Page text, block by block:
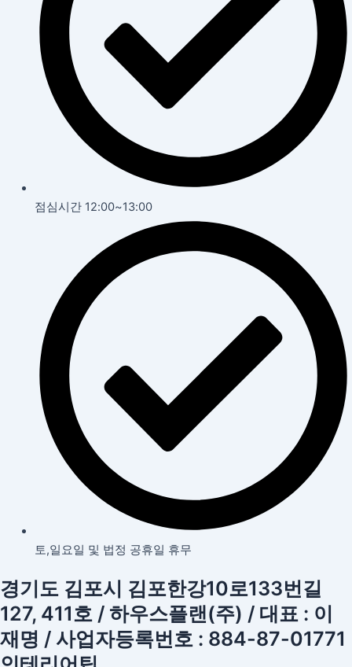
점심시간 12:00~13:00
토,일요일 및 법정 공휴일 휴무
경기도 김포시 김포한강10로133번길
127, 411호 / 하우스플랜(주) / 대표 : 이
재명 / 사업자등록번호 : 884-87-01771